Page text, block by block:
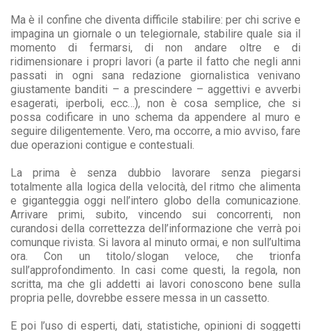
Ma è il confine che diventa difficile stabilire: per chi scrive e
impagina un giornale o un telegiornale, stabilire quale sia il
momento di fermarsi, di non andare oltre e di
ridimensionare i propri lavori (a parte il fatto che negli anni
passati in ogni sana redazione giornalistica venivano
giustamente banditi – a prescindere – aggettivi e avverbi
esagerati, iperboli, ecc…), non è cosa semplice, che si
possa codificare in uno schema da appendere al muro e
seguire diligentemente. Vero, ma occorre, a mio avviso, fare
due operazioni contigue e contestuali.
La prima è senza dubbio lavorare senza piegarsi
totalmente alla logica della velocità, del ritmo che alimenta
e giganteggia oggi nell’intero globo della comunicazione.
Arrivare primi, subito, vincendo sui concorrenti, non
curandosi della correttezza dell’informazione che verrà poi
comunque rivista. Si lavora al minuto ormai, e non sull’ultima
ora. Con un titolo/slogan veloce, che trionfa
sull’approfondimento. In casi come questi, la regola, non
scritta, ma che gli addetti ai lavori conoscono bene sulla
propria pelle, dovrebbe essere messa in un cassetto.
E poi l’uso di esperti, dati, statistiche, opinioni di soggetti